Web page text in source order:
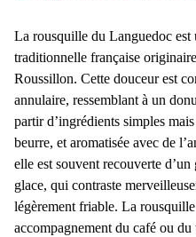
La rousquille du Languedoc est
traditionnelle française
Roussillon. Cette douceur est
annulaire, ressemblant à un
partir d’ingrédients simples
beurre, et aromatisée avec de
elle est souvent recouverte
glace, qui contraste
légèrement friable. La
accompagnement du café ou